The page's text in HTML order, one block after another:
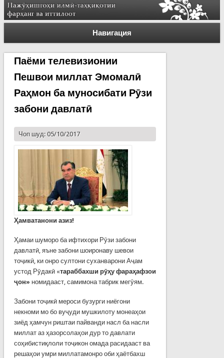
Навигация
Паёми телевизионии
Пешвои миллат Эмомалӣ
Раҳмон ба муносибати Рӯзи
забони давлатӣ
Чоп шуд: 05/10/2017
Ҳамватанони азиз!
Ҳамаи шуморо ба ифтихори Рӯзи забони
давлатӣ, яъне забони шоиронаву шевои
тоҷикӣ, ки онро султони суханварони Аҷам
устод Рӯдакӣ «тараббахши рӯҳу фараҳафзои
ҷон» номидааст, самимона табрик мегӯям.
Забони тоҷикӣ мероси бузурги ниёгони
некноми мо бо вуҷуди мушкилоту монеаҳои
зиёд ҳамчун риштаи пайванди насл ба насли
миллат аз ҳазорсолаҳои дур то давлати
соҳибистиқлоли тоҷикон омада расидааст ва
решаҳои умри миллатамонро оби ҳаётбахш